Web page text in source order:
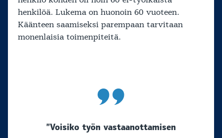
henkilöä. Lukema on huonoin 60 vuoteen.
Käänteen saamiseksi parempaan tarvitaan
monenlaisia toimenpiteitä.
”Voisiko työn vastaanottamisen